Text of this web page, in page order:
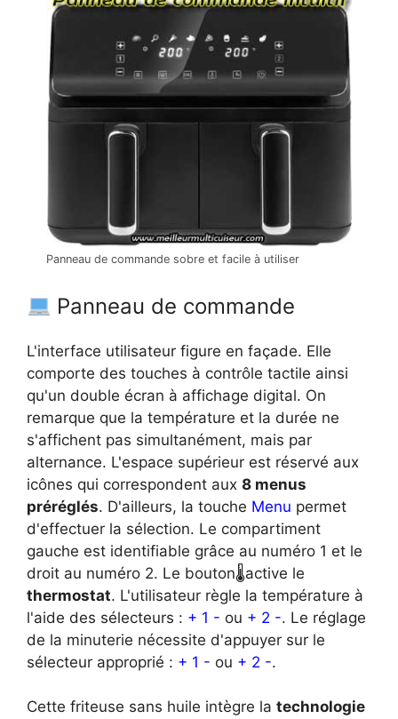
Panneau de commande sobre et facile à utiliser
Panneau de commande
L'interface utilisateur figure en façade. Elle
comporte des touches à contrôle tactile ainsi
qu'un double écran à affichage digital. On
remarque que la température et la durée ne
s'affichent pas simultanément, mais par
alternance. L'espace supérieur est réservé aux
icônes qui correspondent aux 8 menus
préréglés. D'ailleurs, la touche Menu permet
d'effectuer la sélection. Le compartiment
gauche est identifiable grâce au numéro 1 et le
droit au numéro 2. Le bouton🌡active le
thermostat. L'utilisateur règle la température à
l'aide des sélecteurs : + 1 - ou + 2 -. Le réglage
de la minuterie nécessite d'appuyer sur le
sélecteur approprié : + 1 - ou + 2 -.
Cette friteuse sans huile intègre la technologie